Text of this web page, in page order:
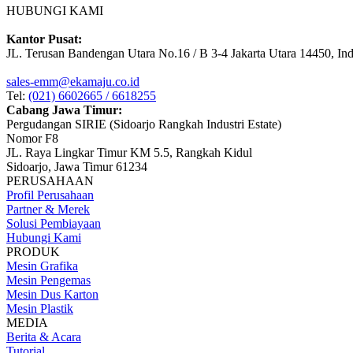
HUBUNGI KAMI
Kantor Pusat:
JL. Terusan Bandengan Utara No.16 / B 3-4 Jakarta Utara 14450,
sales-emm@ekamaju.co.id
Tel: (021) 6602665 / 6618255
Cabang Jawa Timur:
Pergudangan SIRIE (Sidoarjo Rangkah Industri Estate)
Nomor F8
JL. Raya Lingkar Timur KM 5.5, Rangkah Kidul
Sidoarjo, Jawa Timur 61234
PERUSAHAAN
Profil Perusahaan
Partner & Merek
Solusi Pembiayaan
Hubungi Kami
PRODUK
Mesin Grafika
Mesin Pengemas
Mesin Dus Karton
Mesin Plastik
MEDIA
Berita & Acara